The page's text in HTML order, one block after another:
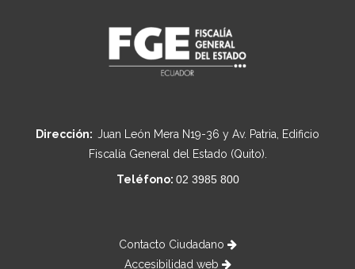
Dirección: Juan León Mera N19-36 y Av. Patria, Edificio
Fiscalía General del Estado (Quito).
Teléfono: 02 3985 800
Contacto Ciudadano
Accesibilidad web